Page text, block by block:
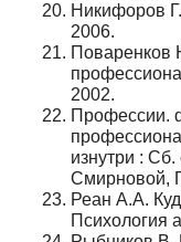
Никифоров
2006.
Поваренков
2002.
Профессии.
изнутри :
Смирновой,
Реан А.А.
Психология